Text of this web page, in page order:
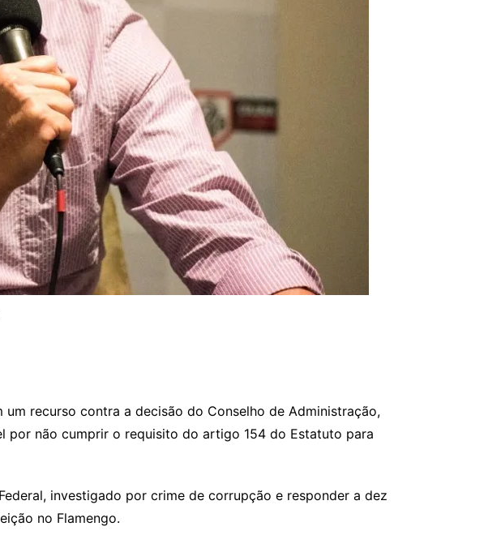
recurso contra a decisão do Conselho de Administração,
por não cumprir o requisito do artigo 154 do Estatuto para
investigado por crime de corrupção e responder a dez
no Flamengo.